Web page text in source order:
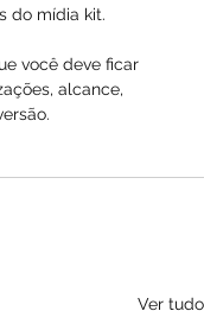
do mídia kit.
você deve ficar
alcance,
Ver tudo